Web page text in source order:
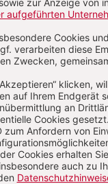
sind
101 (2009), 937